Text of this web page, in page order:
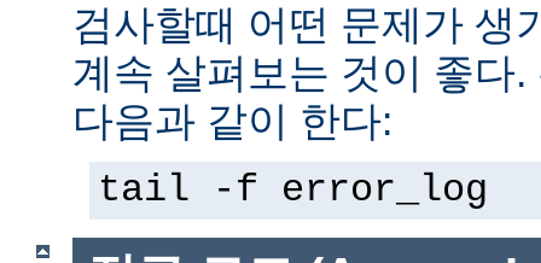
검사할때 어떤 문제가 생
계속 살펴보는 것이 좋다
다음과 같이 한다:
tail -f error_log